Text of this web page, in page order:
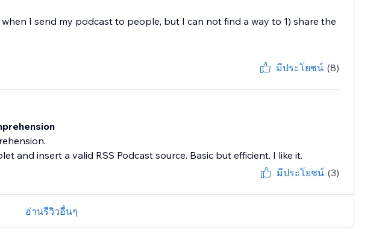
I send my podcast to people, but I can not find a way to 1) share the
มีประโยชน์ (8)
and insert a valid RSS Podcast source. Basic but efficient. I like it.
มีประโยชน์ (3)
อ่านรีวิวอื่นๆ